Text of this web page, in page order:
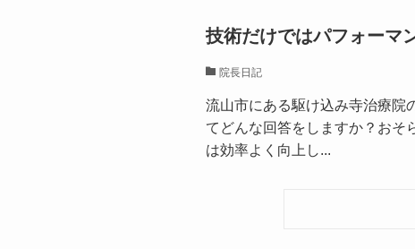
技術だけではパフォーマ
院長日記
流山市にある駆け込み寺治療院
てどんな回答をしますか？おそ
は効率よく向上し...